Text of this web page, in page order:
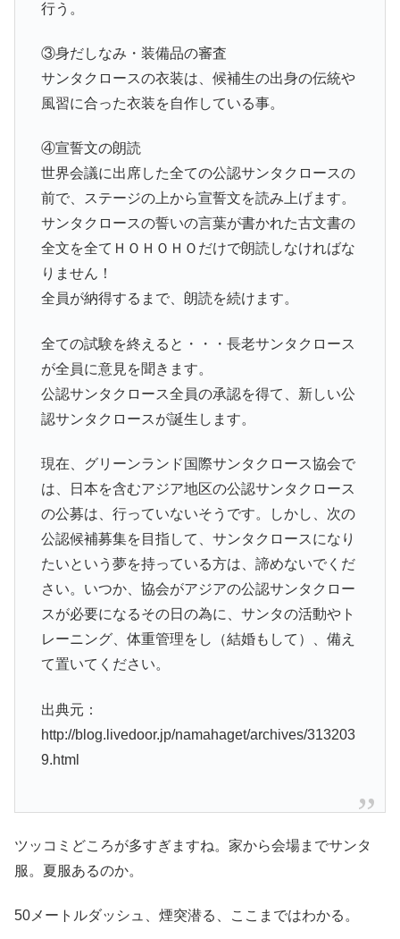
行う。
③身だしなみ・装備品の審査
サンタクロースの衣装は、候補生の出身の伝統や
風習に合った衣装を自作している事。
④宣誓文の朗読
世界会議に出席した全ての公認サンタクロースの
前で、ステージの上から宣誓文を読み上げます。
サンタクロースの誓いの言葉が書かれた古文書の
全文を全てＨＯＨＯＨＯだけで朗読しなければな
りません！
全員が納得するまで、朗読を続けます。
全ての試験を終えると・・・長老サンタクロース
が全員に意見を聞きます。
公認サンタクロース全員の承認を得て、新しい公
認サンタクロースが誕生します。
現在、グリーンランド国際サンタクロース協会で
は、日本を含むアジア地区の公認サンタクロース
の公募は、行っていないそうです。しかし、次の
公認候補募集を目指して、サンタクロースになり
たいという夢を持っている方は、諦めないでくだ
さい。いつか、協会がアジアの公認サンタクロー
スが必要になるその日の為に、サンタの活動やト
レーニング、体重管理をし（結婚もして）、備え
て置いてください。
出典元：
http://blog.livedoor.jp/namahaget/archives/313203
9.html
ツッコミどころが多すぎますね。家から会場までサンタ
服。夏服あるのか。
50メートルダッシュ、煙突潜る、ここまではわかる。